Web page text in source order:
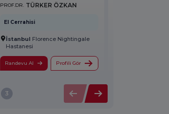
PROF.DR. TÜRKER ÖZKAN
El Cerrahisi
İstanbul Florence Nightingale
Hastanesi
Randevu Al Profili Gör
3